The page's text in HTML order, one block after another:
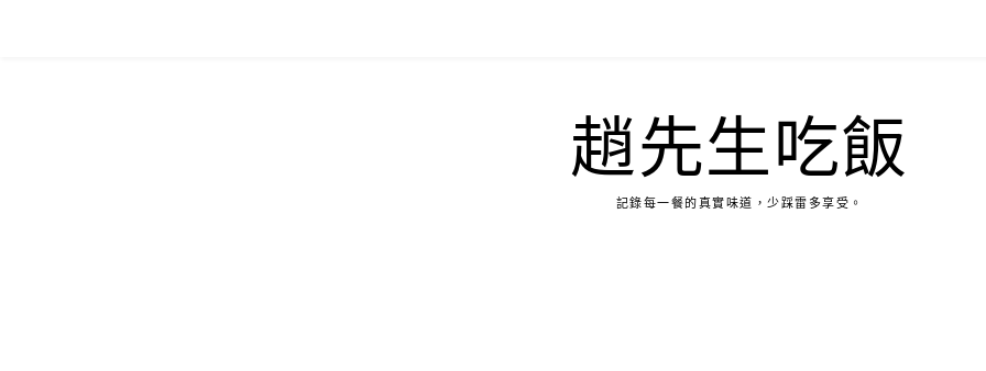
趙先生吃飯
記錄每一餐的真實味道，少踩雷多享受。